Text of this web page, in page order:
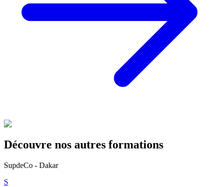
Découvre nos autres formations
SupdeCo - Dakar
S